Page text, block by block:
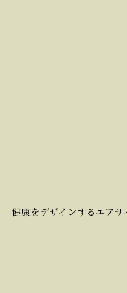
健康をデザインするエアサ